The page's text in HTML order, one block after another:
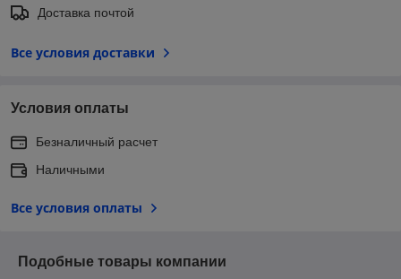
Доставка почтой
Все условия доставки
Условия оплаты
Безналичный расчет
Наличными
Все условия оплаты
Подобные товары компании